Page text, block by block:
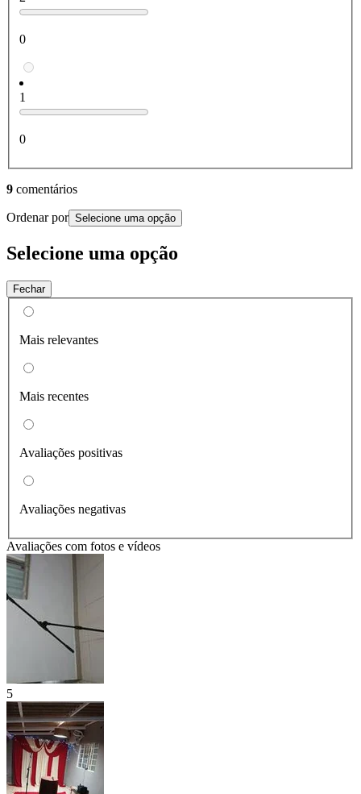
0
1
0
9 comentários
Ordenar por Selecione uma opção
Selecione uma opção
Fechar
Mais relevantes
Mais recentes
Avaliações positivas
Avaliações negativas
Avaliações com fotos e vídeos
5